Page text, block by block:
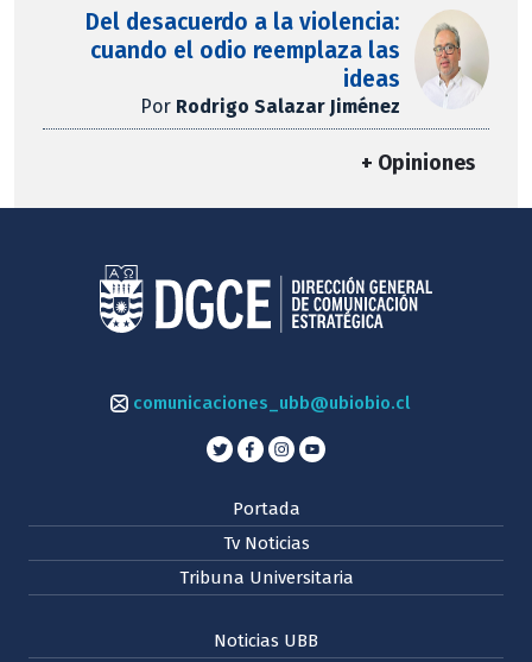
Del desacuerdo a la violencia:
cuando el odio reemplaza las
ideas
Por Rodrigo Salazar Jiménez
+ Opiniones
comunicaciones_ubb@ubiobio.cl
Portada
Tv Noticias
Tribuna Universitaria
Noticias UBB